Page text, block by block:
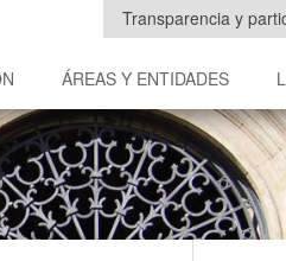
Transparencia y
ÁREAS Y ENTIDADES